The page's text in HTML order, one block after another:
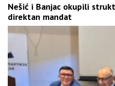
Nešić i Banjac okupili
direktan mandat